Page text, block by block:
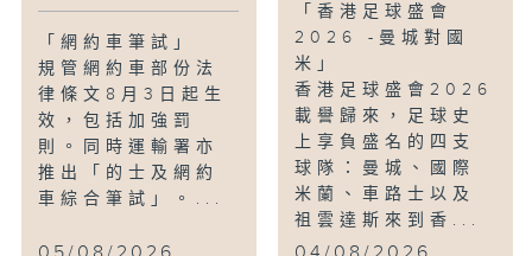
「網約車筆試」
規管網約車部份法
律條文8月3日起生
效，包括加強罰
則。同時運輸署亦
推出「的士及網約
車綜合筆試」。...
「香港足球盛會
2026 -曼城對國
米」
香港足球盛會2026
載譽歸來，足球史
上享負盛名的四支
球隊：曼城、國際
米蘭、車路士以及
祖雲達斯來到香...